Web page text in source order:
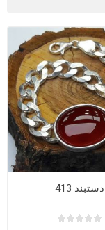
دستبند 413